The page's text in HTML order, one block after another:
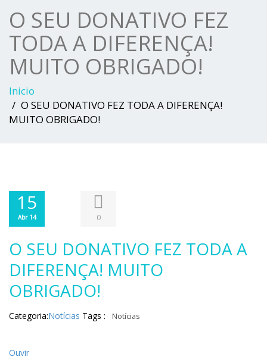
O SEU DONATIVO FEZ
TODA A DIFERENÇA!
MUITO OBRIGADO!
Inicio
O SEU DONATIVO FEZ TODA A DIFERENÇA!
MUITO OBRIGADO!
15
Abr 14 0
O SEU DONATIVO FEZ TODA A
DIFERENÇA! MUITO
OBRIGADO!
Categoria:Notícias Tags : Notícias
Ouvir